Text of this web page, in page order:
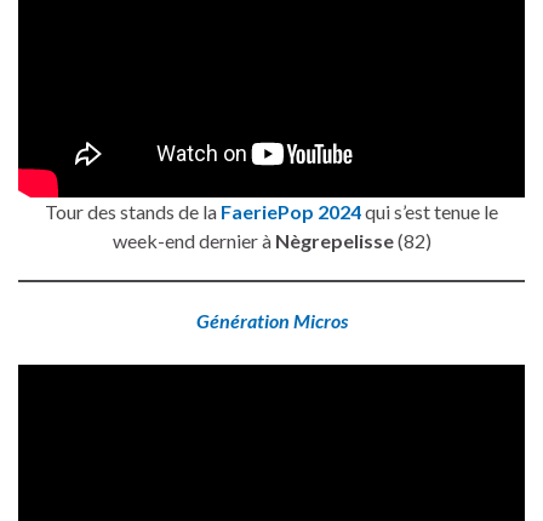
Tour des stands de la FaeriePop 2024qui s’est tenue le
week-end dernier à Nègrepelisse(82)
Génération Micros